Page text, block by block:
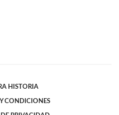
HISTORIA
CONDICIONES